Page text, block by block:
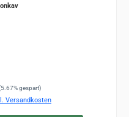
Preis: gespart)
Versandkosten